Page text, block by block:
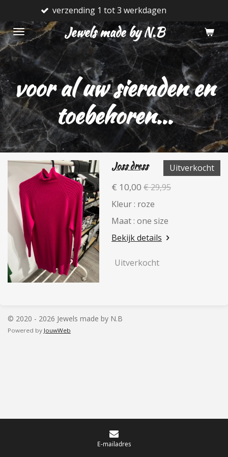
direct
naar
de
hoofdinhoud
Jewels made by N.B
werkdagen Gratis
voor al uw sieraden en
toebehoren...
Uitverkocht
Joss dress
€ 10,00 € 29,95
Kleur : roze
Maat : one size
Bekijk details
Uitverkocht
© 2020 - 2026 Jewels made by N.B
Powered by JouwWeb
E-mailadres